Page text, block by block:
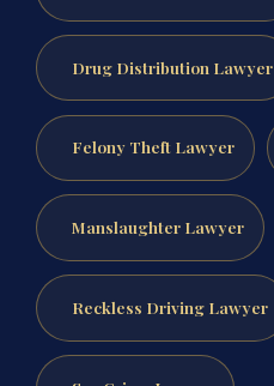
Drug Distribution Lawyer
Felony Theft Lawyer
Manslaughter Lawyer
Reckless Driving Lawyer